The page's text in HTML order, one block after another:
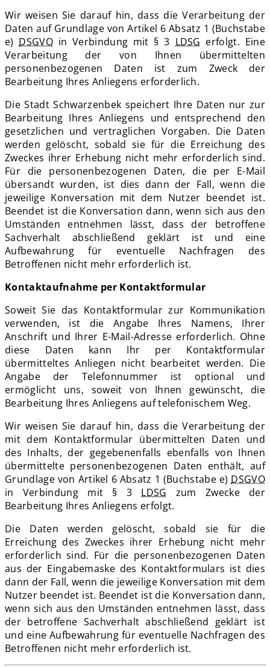
Wir weisen Sie darauf hin, dass die Verarbeitung der
Daten auf Grundlage von Artikel 6 Absatz 1 (Buchstabe
e) DSGVOin Verbindung mit § 3 LDSG erfolgt. Eine
Verarbeitung der von Ihnen übermittelten
personenbezogenen Daten ist zum Zweck der
Bearbeitung Ihres Anliegens erforderlich.
Die Stadt Schwarzenbek speichert Ihre Daten nur zur
Bearbeitung Ihres Anliegens und entsprechend den
gesetzlichen und vertraglichen Vorgaben. Die Daten
werden gelöscht, sobald sie für die Erreichung des
Zweckes ihrer Erhebung nicht mehr erforderlich sind.
Für die personenbezogenen Daten, die per E-Mail
übersandt wurden, ist dies dann der Fall, wenn die
jeweilige Konversation mit dem Nutzer beendet ist.
Beendet ist die Konversation dann, wenn sich aus den
Umständen entnehmen lässt, dass der betroffene
Sachverhalt abschließend geklärt ist und eine
Aufbewahrung für eventuelle Nachfragen des
Betroffenen nicht mehr erforderlich ist.
Kontaktaufnahme per Kontaktformular
Soweit Sie das Kontaktformular zur Kommunikation
verwenden, ist die Angabe Ihres Namens, Ihrer
Anschrift und Ihrer E-Mail-Adresse erforderlich. Ohne
diese Daten kann Ihr per Kontaktformular
übermitteltes Anliegen nicht bearbeitet werden. Die
Angabe der Telefonnummer ist optional und
ermöglicht uns, soweit von Ihnen gewünscht, die
Bearbeitung Ihres Anliegens auf telefonischem Weg.
Wir weisen Sie darauf hin, dass die Verarbeitung der
mit dem Kontaktformular übermittelten Daten und
des Inhalts, der gegebenenfalls ebenfalls von Ihnen
übermittelte personenbezogenen Daten enthält, auf
Grundlage von Artikel 6 Absatz 1 (Buchstabe e) DSGVO
in Verbindung mit § 3 LDSG zum Zwecke der
Bearbeitung Ihres Anliegens erfolgt.
Die Daten werden gelöscht, sobald sie für die
Erreichung des Zweckes ihrer Erhebung nicht mehr
erforderlich sind. Für die personenbezogenen Daten
aus der Eingabemaske des Kontaktformulars ist dies
dann der Fall, wenn die jeweilige Konversation mit dem
Nutzer beendet ist. Beendet ist die Konversation dann,
wenn sich aus den Umständen entnehmen lässt, dass
der betroffene Sachverhalt abschließend geklärt ist
und eine Aufbewahrung für eventuelle Nachfragen des
Betroffenen nicht mehr erforderlich ist.